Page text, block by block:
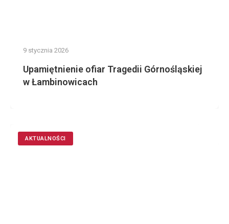
9 stycznia 2026
Upamiętnienie ofiar Tragedii Górnośląskiej
w Łambinowicach
AKTUALNOŚCI